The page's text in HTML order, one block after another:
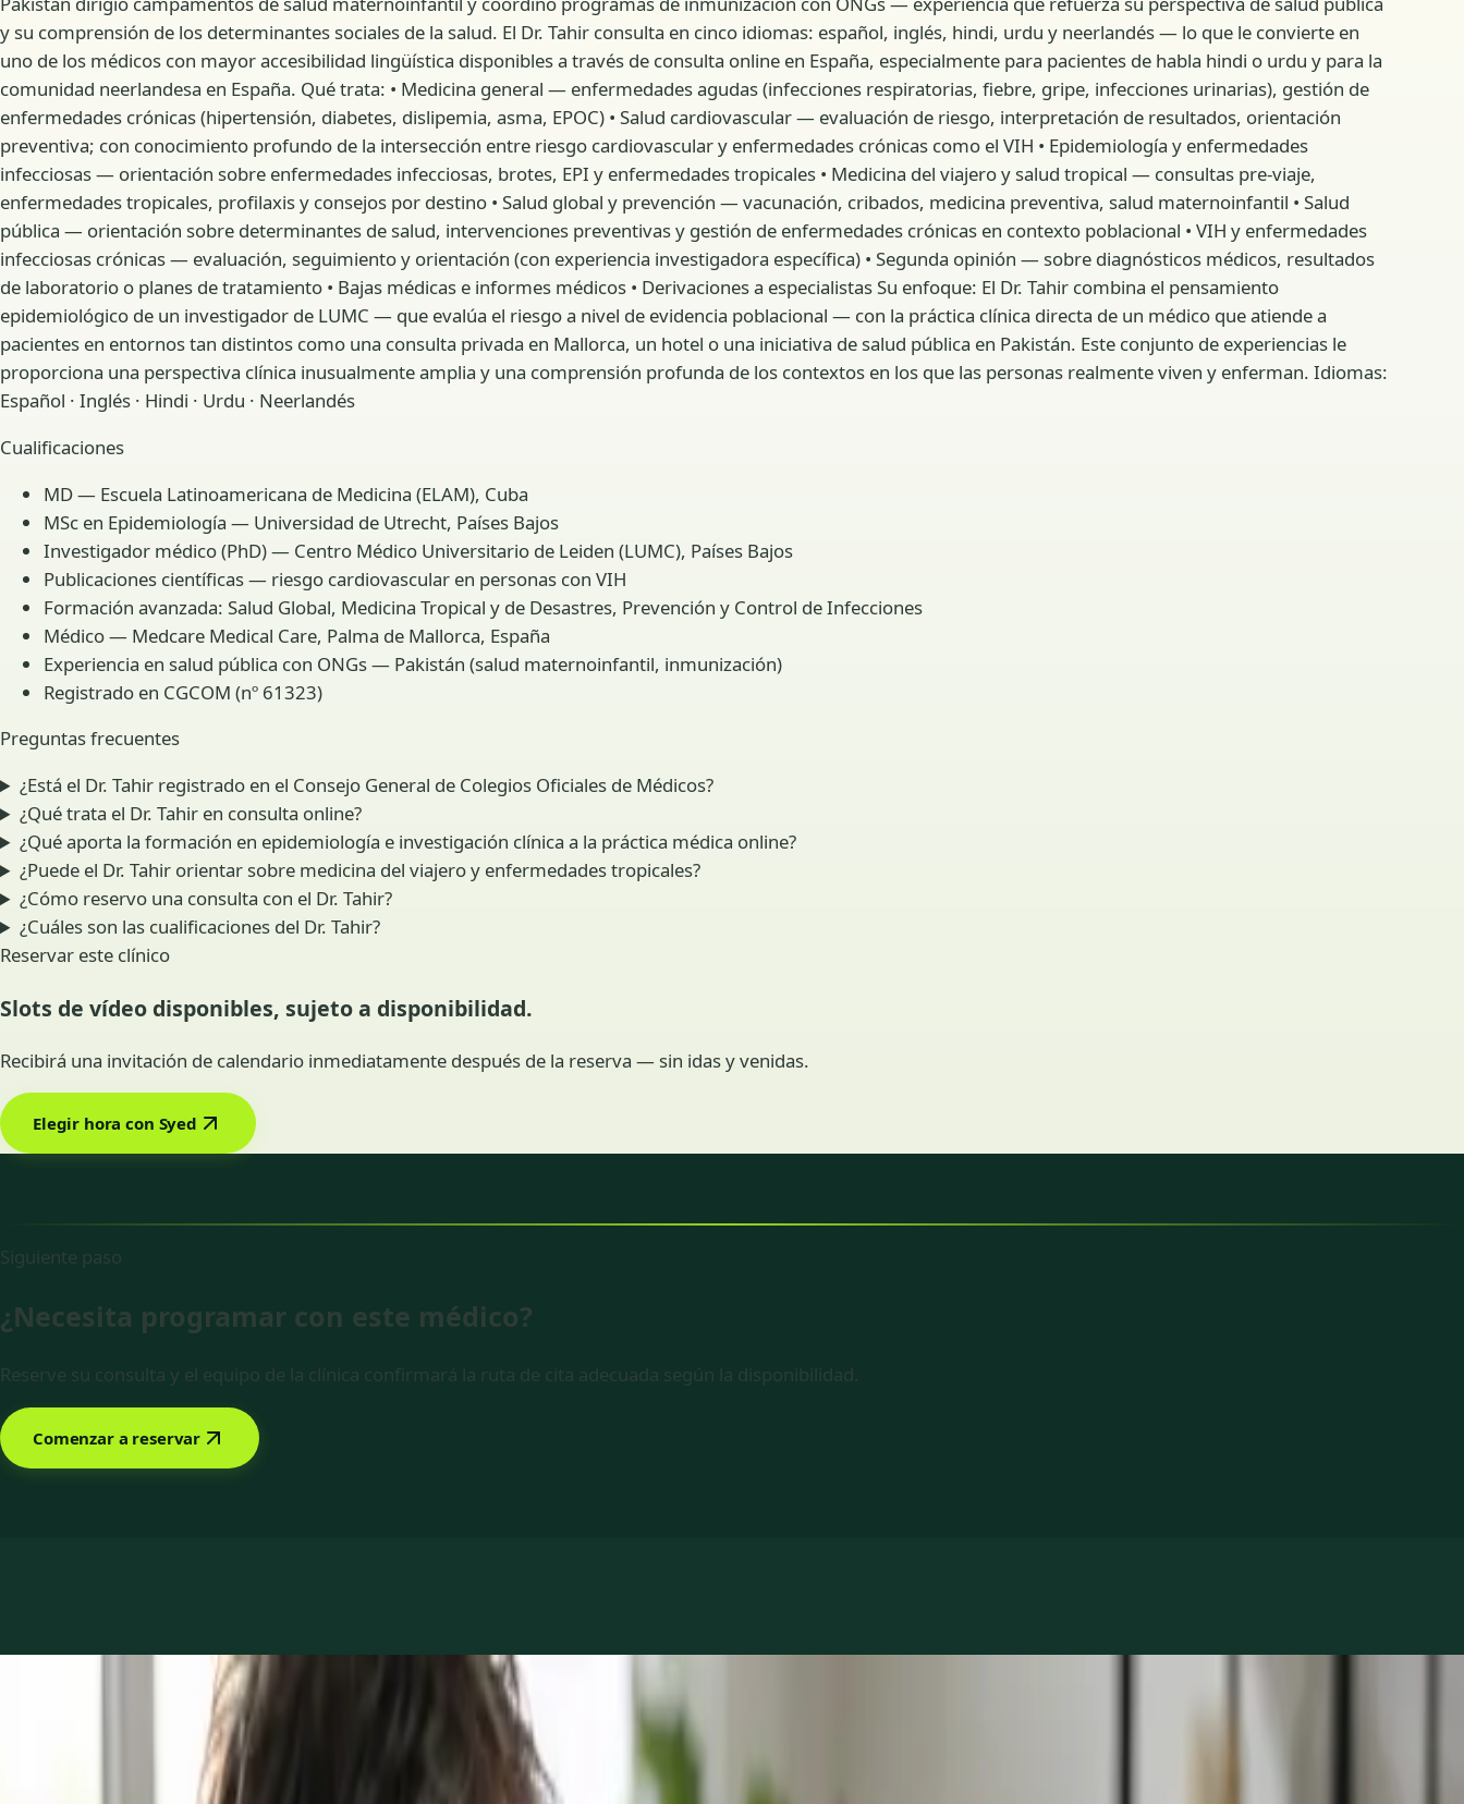
y su comprensión de los determinantes sociales de la salud. El Dr. Tahir consulta en cinco idiomas: español, inglés, hindi, urdu y neerlandés — lo que le convierte en
uno de los médicos con mayor accesibilidad lingüística disponibles a través de consulta online en España, especialmente para pacientes de habla hindi o urdu y para la
comunidad neerlandesa en España. Qué trata: • Medicina general — enfermedades agudas (infecciones respiratorias, fiebre, gripe, infecciones urinarias), gestión de
enfermedades crónicas (hipertensión, diabetes, dislipemia, asma, EPOC) • Salud cardiovascular — evaluación de riesgo, interpretación de resultados, orientación
preventiva; con conocimiento profundo de la intersección entre riesgo cardiovascular y enfermedades crónicas como el VIH • Epidemiología y enfermedades
infecciosas — orientación sobre enfermedades infecciosas, brotes, EPI y enfermedades tropicales • Medicina del viajero y salud tropical — consultas pre-viaje,
enfermedades tropicales, profilaxis y consejos por destino • Salud global y prevención — vacunación, cribados, medicina preventiva, salud maternoinfantil • Salud
pública — orientación sobre determinantes de salud, intervenciones preventivas y gestión de enfermedades crónicas en contexto poblacional • VIH y enfermedades
infecciosas crónicas — evaluación, seguimiento y orientación (con experiencia investigadora específica) • Segunda opinión — sobre diagnósticos médicos, resultados
de laboratorio o planes de tratamiento • Bajas médicas e informes médicos • Derivaciones a especialistas Su enfoque: El Dr. Tahir combina el pensamiento
epidemiológico de un investigador de LUMC — que evalúa el riesgo a nivel de evidencia poblacional — con la práctica clínica directa de un médico que atiende a
pacientes en entornos tan distintos como una consulta privada en Mallorca, un hotel o una iniciativa de salud pública en Pakistán. Este conjunto de experiencias le
proporciona una perspectiva clínica inusualmente amplia y una comprensión profunda de los contextos en los que las personas realmente viven y enferman. Idiomas:
Español · Inglés · Hindi · Urdu · Neerlandés
Cualificaciones
MD — Escuela Latinoamericana de Medicina (ELAM), Cuba
MSc en Epidemiología — Universidad de Utrecht, Países Bajos
Investigador médico (PhD) — Centro Médico Universitario de Leiden (LUMC), Países Bajos
Publicaciones científicas — riesgo cardiovascular en personas con VIH
Formación avanzada: Salud Global, Medicina Tropical y de Desastres, Prevención y Control de Infecciones
Médico — Medcare Medical Care, Palma de Mallorca, España
Experiencia en salud pública con ONGs — Pakistán (salud maternoinfantil, inmunización)
Registrado en CGCOM (nº 61323)
Preguntas frecuentes
¿Está el Dr. Tahir registrado en el Consejo General de Colegios Oficiales de Médicos?
¿Qué trata el Dr. Tahir en consulta online?
¿Qué aporta la formación en epidemiología e investigación clínica a la práctica médica online?
¿Puede el Dr. Tahir orientar sobre medicina del viajero y enfermedades tropicales?
¿Cómo reservo una consulta con el Dr. Tahir?
¿Cuáles son las cualificaciones del Dr. Tahir?
Reservar este clínico
Slots de vídeo disponibles, sujeto a disponibilidad.
Recibirá una invitación de calendario inmediatamente después de la reserva — sin idas y venidas.
Elegir hora con Syed
Siguiente paso
¿Necesita programar con este médico?
Reserve su consulta y el equipo de la clínica confirmará la ruta de cita adecuada según la disponibilidad.
Comenzar a reservar
Reservar con Dr. Syed Tahir
Servicios ofrecidos